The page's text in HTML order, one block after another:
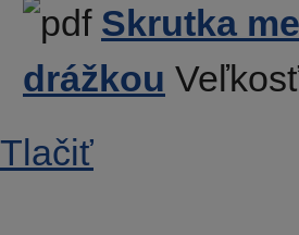
Skrutka
drážkou
Tlačiť